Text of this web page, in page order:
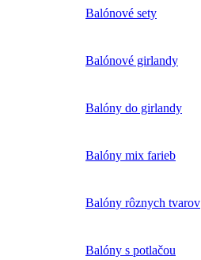
Balónové sety
Balónové girlandy
Balóny do girlandy
Balóny mix farieb
Balóny rôznych tvarov
Balóny s potlačou